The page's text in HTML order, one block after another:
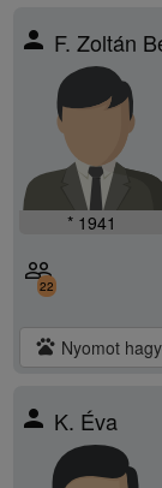
person F. Zoltán
* 1941
people_outline
22
pets Nyomot
person K. Éva